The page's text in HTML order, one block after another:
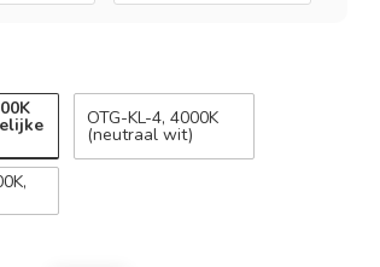
OTG-KL-4, 4000K
(neutraal wit)